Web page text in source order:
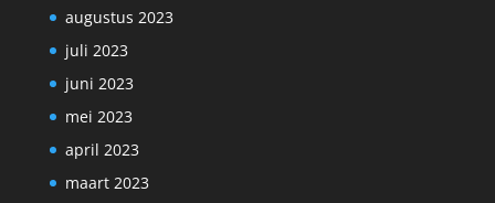
augustus 2023
juli 2023
juni 2023
mei 2023
april 2023
maart 2023